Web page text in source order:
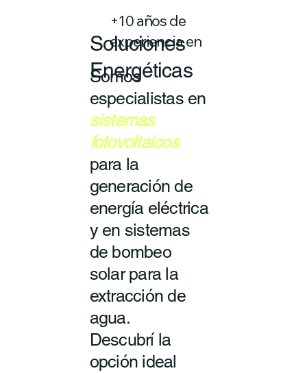
Soluciones
Energéticas
+10 años de
experiencia en
Somos
especialistas en
sistemas
fotovoltaicos
para la
generación de
energía eléctrica
y en sistemas
de bombeo
solar para la
extracción de
agua.
Descubrí la
opción ideal